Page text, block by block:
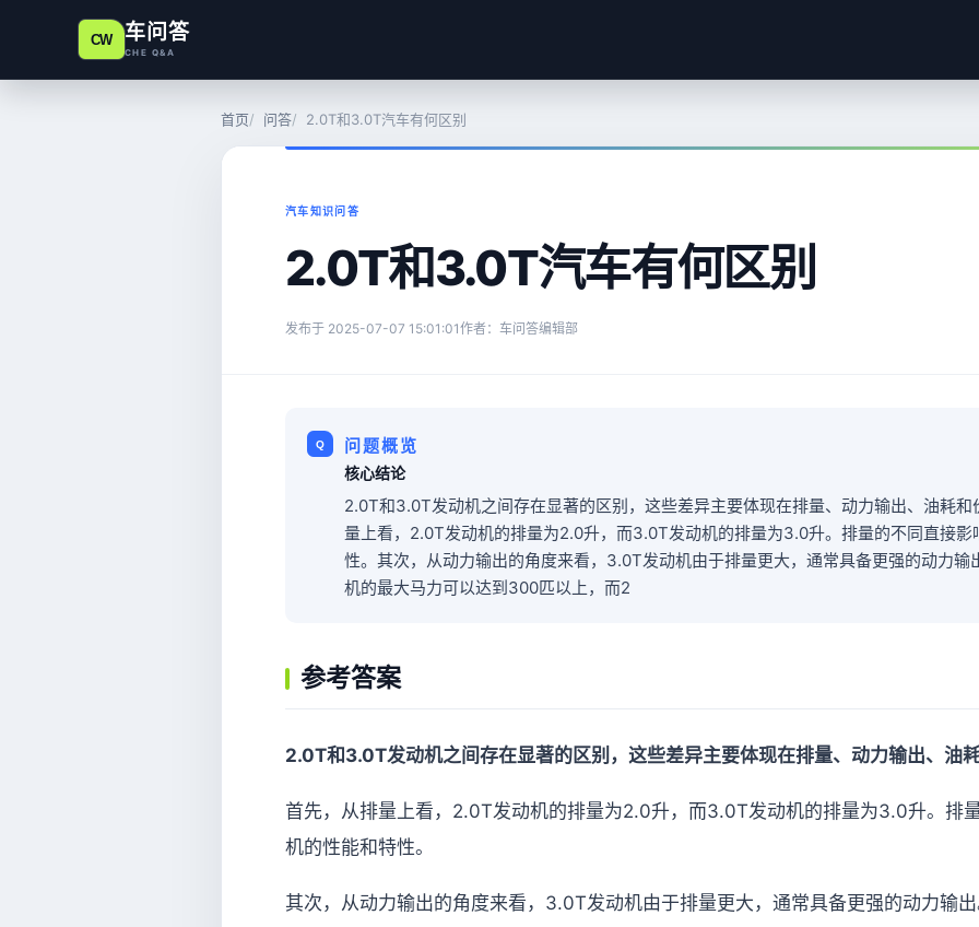
CW 车问答
CHE Q&A
首页 问答 2.0T和3.0T汽车有何区别
汽车知识问答
2.0T和3.0T汽车有何区别
发布于 2025-07-07 15:01:01作者：车问答编辑部
问题概览
核心结论
2.0T和3.0T发动机之间存在显著的区别，这些差异主要体现在排量、动力输出、油耗
量上看，2.0T发动机的排量为2.0升，而3.0T发动机的排量为3.0升。排量的不同直接影
性。其次，从动力输出的角度来看，3.0T发动机由于排量更大，通常具备更强的动力
机的最大马力可以达到300匹以上，而2
参考答案
2.0T和3.0T发动机之间存在显著的区别，这些差异主要体现在排量、动力输出、油
首先，从排量上看，2.0T发动机的排量为2.0升，而3.0T发动机的排量为3.0升。排
机的性能和特性。
其次，从动力输出的角度来看，3.0T发动机由于排量更大，通常具备更强的动力输